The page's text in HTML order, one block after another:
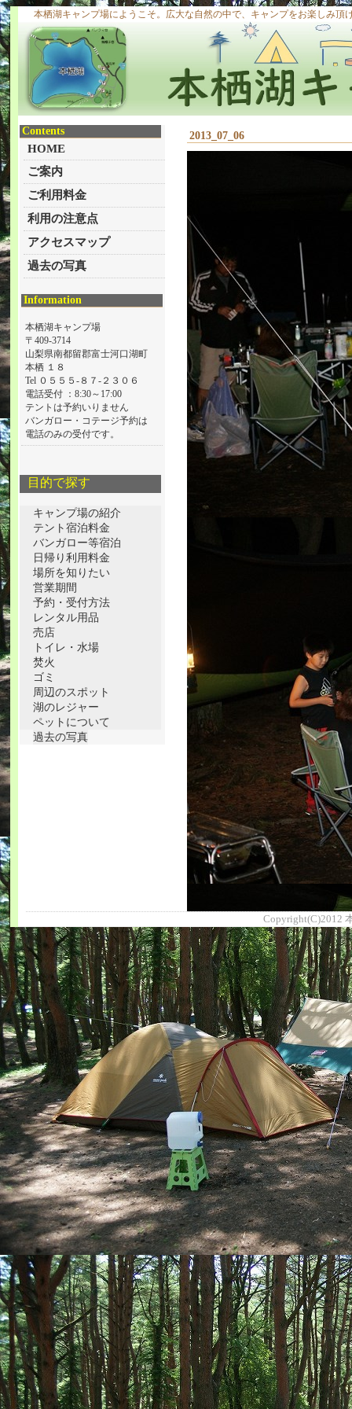
本栖湖キャンプ場にようこそ。広大な自然の中で、キャンプをお楽しみ頂
Contents
HOME
ご案内
ご利用料金
利用の注意点
アクセスマップ
過去の写真
Information
本栖湖キャンプ場
〒409-3714
山梨県南都留郡富士河口湖町
本栖 １８
Tel ０５５５-８７-２３０６
電話受付 ：8:30～17:00
テントは予約いりません
バンガロー・コテージ予約は
電話のみの受付です。
目的で探す
キャンプ場の紹介
テント宿泊料金
バンガロー等宿泊
日帰り利用料金
場所を知りたい
営業期間
予約・受付方法
レンタル用品
売店
トイレ・水場
焚火
ゴミ
周辺のスポット
湖のレジャー
ペットについて
過去の写真
2013_07_06
Copyright(C)2012